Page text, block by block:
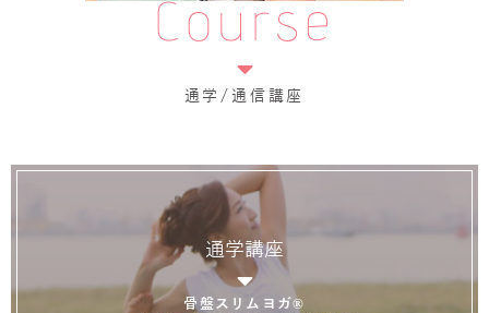
Course
通学/通信講座
通学講座
骨盤スリムヨガ®